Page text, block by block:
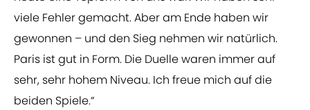
viele Fehler gemacht. Aber am Ende haben wir
gewonnen – und den Sieg nehmen wir natürlich.
Paris ist gut in Form. Die Duelle waren immer auf
sehr, sehr hohem Niveau. Ich freue mich auf die
beiden Spiele.“